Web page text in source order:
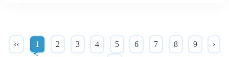
‹‹ 1 2 3 4 5 6 7 8 9 ›